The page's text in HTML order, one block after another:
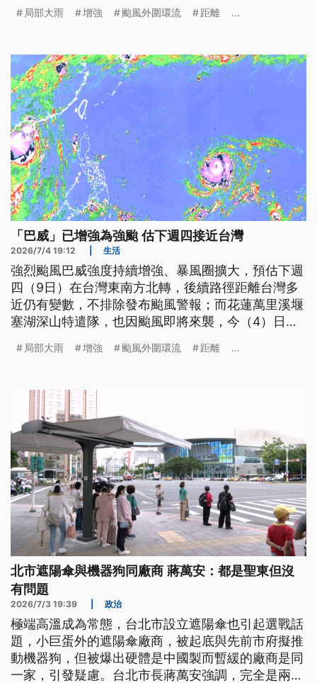
局部大雨 增強 颱風外圍環流 距離 ...
「巴威」已增強為強颱 估下週四接近台灣
2026/7/4 19:12 生活
強烈颱風巴威強度持續增強、暴風圈擴大，預估下週
四（9日）在台灣東南方北轉，後續路徑距離台灣多
近仍有變數，不排除發布颱風警報；而花蓮萬里溪堰
塞湖深山特遣隊，也因颱風即將來襲，今（4）日提
局部大雨 增強 颱風外圍環流 距離 ...
北市遮陽傘與機器狗同廠商 蔣萬安：都是聖東但沒
有問題
2026/7/3 19:39 政治
極端高溫成為常態，台北市設立遮陽傘也引起選戰話
題，小巨蛋外的遮陽傘廠商，被起底與先前市府擬推
動機器狗，但被爆出硬體是中國製而暫緩的廠商是同
一家，引發疑慮。台北市長蔣萬安強調，完全是兩回